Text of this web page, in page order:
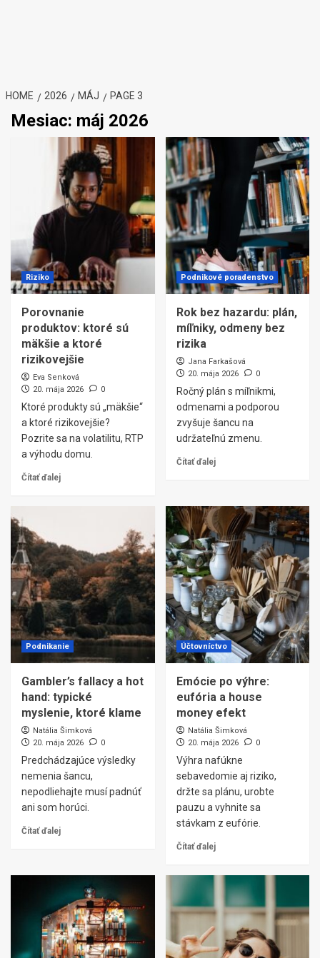
HOME 2026 MÁJ PAGE 3
Mesiac: máj 2026
Riziko
Porovnanie
produktov: ktoré sú
mäkšie a ktoré
rizikovejšie
Eva Senková
20. mája 2026
0
Ktoré produkty sú „mäkšie“
a ktoré rizikovejšie?
Pozrite sa na volatilitu, RTP
a výhodu domu.
Čítať ďalej
Podnikové poradenstvo
Rok bez hazardu: plán,
míľniky, odmeny bez
rizika
Jana Farkašová
20. mája 2026
0
Ročný plán s míľnikmi,
odmenami a podporou
zvyšuje šancu na
udržateľnú zmenu.
Čítať ďalej
Podnikanie
Gambler’s fallacy a hot
hand: typické
myslenie, ktoré klame
Natália Šimková
20. mája 2026
0
Predchádzajúce výsledky
nemenia šancu,
nepodliehajte musí padnúť
ani som horúci.
Čítať ďalej
Účtovníctvo
Emócie po výhre:
eufória a house
money efekt
Natália Šimková
20. mája 2026
0
Výhra nafúkne
sebavedomie aj riziko,
držte sa plánu, urobte
pauzu a vyhnite sa
stávkam z eufórie.
Čítať ďalej